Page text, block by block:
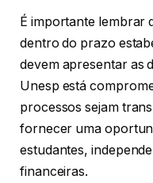
É importante lembrar
dentro do prazo
devem apresentar as
Unesp está
processos sejam
fornecer uma
estudantes,
financeiras.